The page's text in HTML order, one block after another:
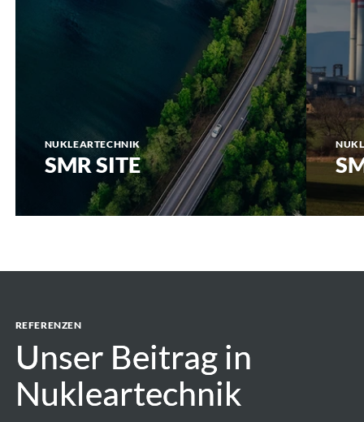
NUKLEARTECHNIK
SMR SITE
REFERENZEN
Unser Beitrag in
Nukleartechnik
Unser Beitrag in
Nukleartechnik